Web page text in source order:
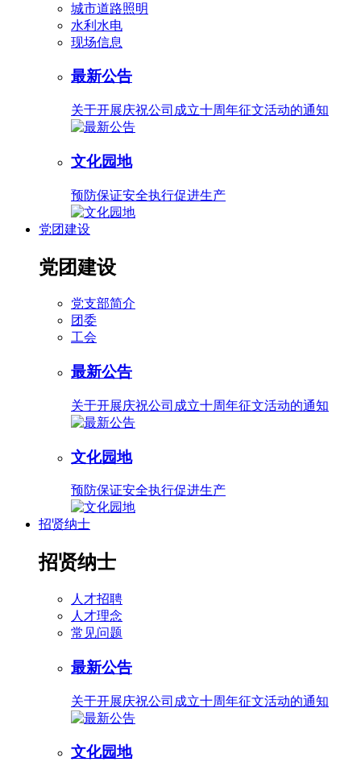
城市道路照明
水利水电
现场信息
最新公告
关于开展庆祝公司成立十周年征文活动的通知
文化园地
预防保证安全执行促进生产
党团建设
党团建设
党支部简介
团委
工会
最新公告
关于开展庆祝公司成立十周年征文活动的通知
文化园地
预防保证安全执行促进生产
招贤纳士
招贤纳士
人才招聘
人才理念
常见问题
最新公告
关于开展庆祝公司成立十周年征文活动的通知
文化园地